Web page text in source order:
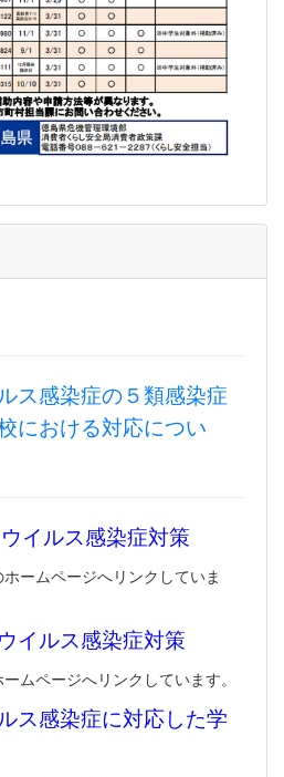
ス感染症の５類感染症
における対応につい
イルス感染症対策
ームページへリンクしていま
イルス感染症対策
ページへリンクしています。
ス感染症に対応した学